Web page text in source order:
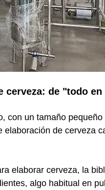
cerveza: de "todo
con un tamaño
de cerveza
elaborar cerveza, la
algo habitual en